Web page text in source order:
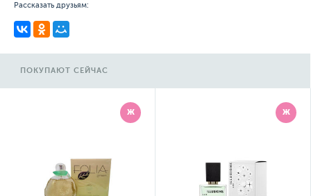
Рассказать друзьям:
ПОКУПАЮТ СЕЙЧАС
Ж Ж